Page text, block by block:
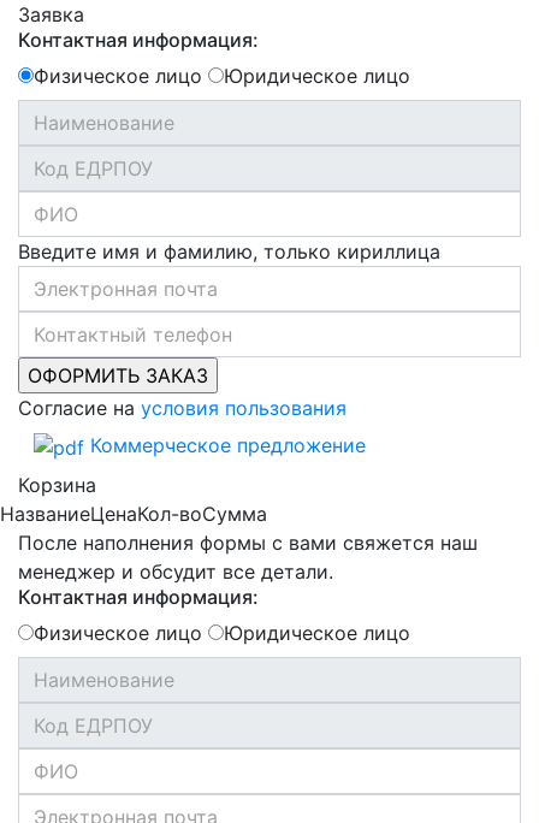
Заявка
Контактная информация:
Физическое лицо
Юридическое лицо
Введите имя и фамилию, только кириллица
Согласие на условия пользования
Коммерческое предложение
Корзина
НазваниеЦенаКол-воСумма
После наполнения формы с вами свяжется наш
менеджер и обсудит все детали.
Контактная информация:
Физическое лицо
Юридическое лицо